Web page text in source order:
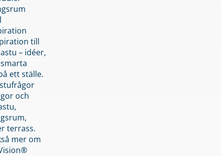
till
– idéer,
ett ställe.
och
terrass.
mer om